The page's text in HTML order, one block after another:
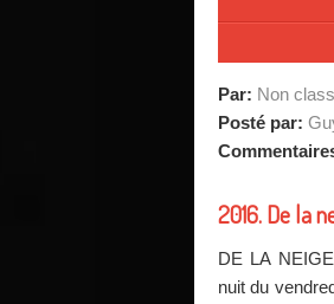
Par: Non
Posté par:
2016. De la
DE LA
nuit du